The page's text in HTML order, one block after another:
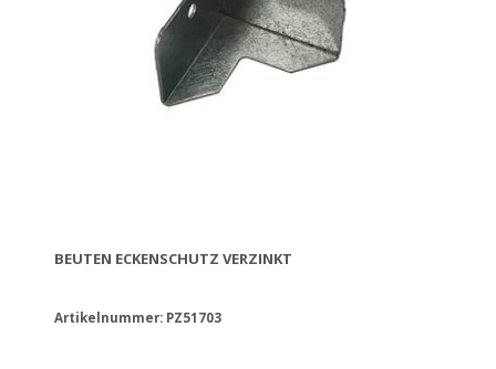
BEUTEN ECKENSCHUTZ VERZINKT
Artikelnummer: PZ51703